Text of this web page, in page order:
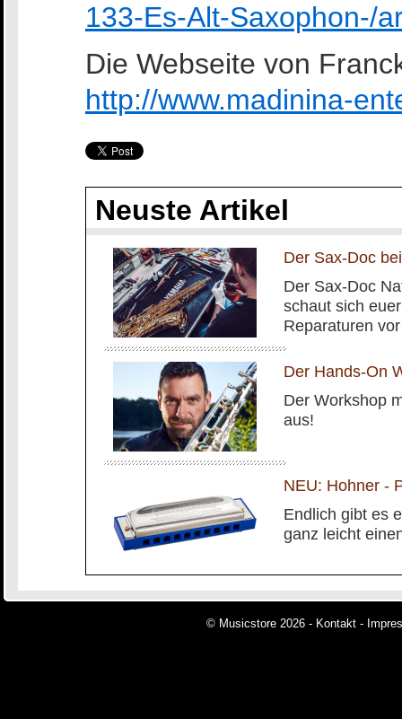
133-Es-Alt-Saxophon-/
Die Webseite von
http://www.madinina-
Neuste Artikel
Der Sax-Doc
Der Sax-Doc
schaut sich
Reparaturen
Der Hands-On
Der Workshop
aus!
NEU: Hohner -
Endlich gibt es
ganz leicht
© Musicstore 2026 - Kontakt -